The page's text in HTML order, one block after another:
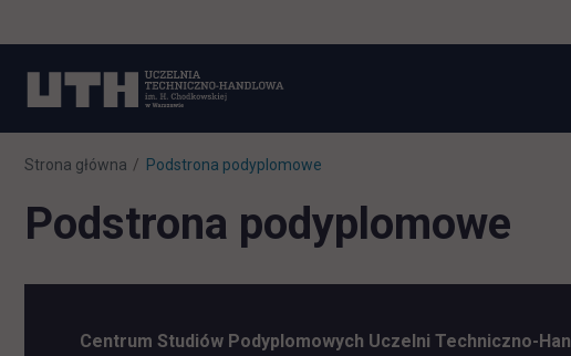
Strona główna Podstrona podyplomowe
Podstrona podyplomowe
Centrum Studiów Podyplomowych Uczelni Techniczno-